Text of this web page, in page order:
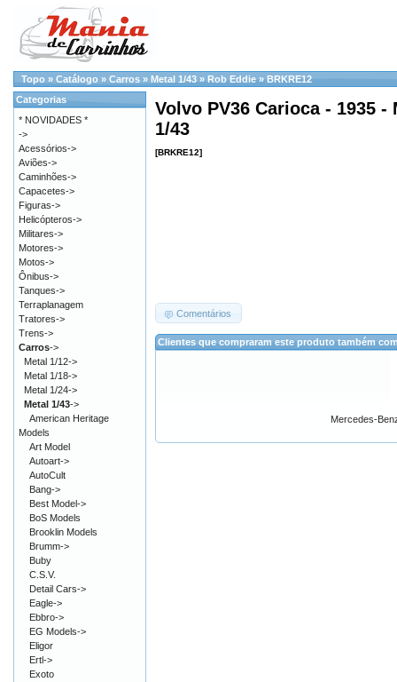
Topo » Catálogo » Carros » Metal 1/43 » Rob Eddie » BRKRE12
Volvo PV36 Carioca - 1935 -
1/43
[BRKRE12]
Comentários
Clientes que compraram este produto também
Mercedes-
Categorias
* NOVIDADES *
->
Acessórios->
Aviões->
Caminhões->
Capacetes->
Figuras->
Helicópteros->
Militares->
Motores->
Motos->
Ônibus->
Tanques->
Terraplanagem
Tratores->
Trens->
Carros->
Metal 1/12->
Metal 1/18->
Metal 1/24->
Metal 1/43->
American Heritage
Models
Art Model
Autoart->
AutoCult
Bang->
Best Model->
BoS Models
Brooklin Models
Brumm->
Buby
C.S.V.
Detail Cars->
Eagle->
Ebbro->
EG Models->
Eligor
Ertl->
Exoto